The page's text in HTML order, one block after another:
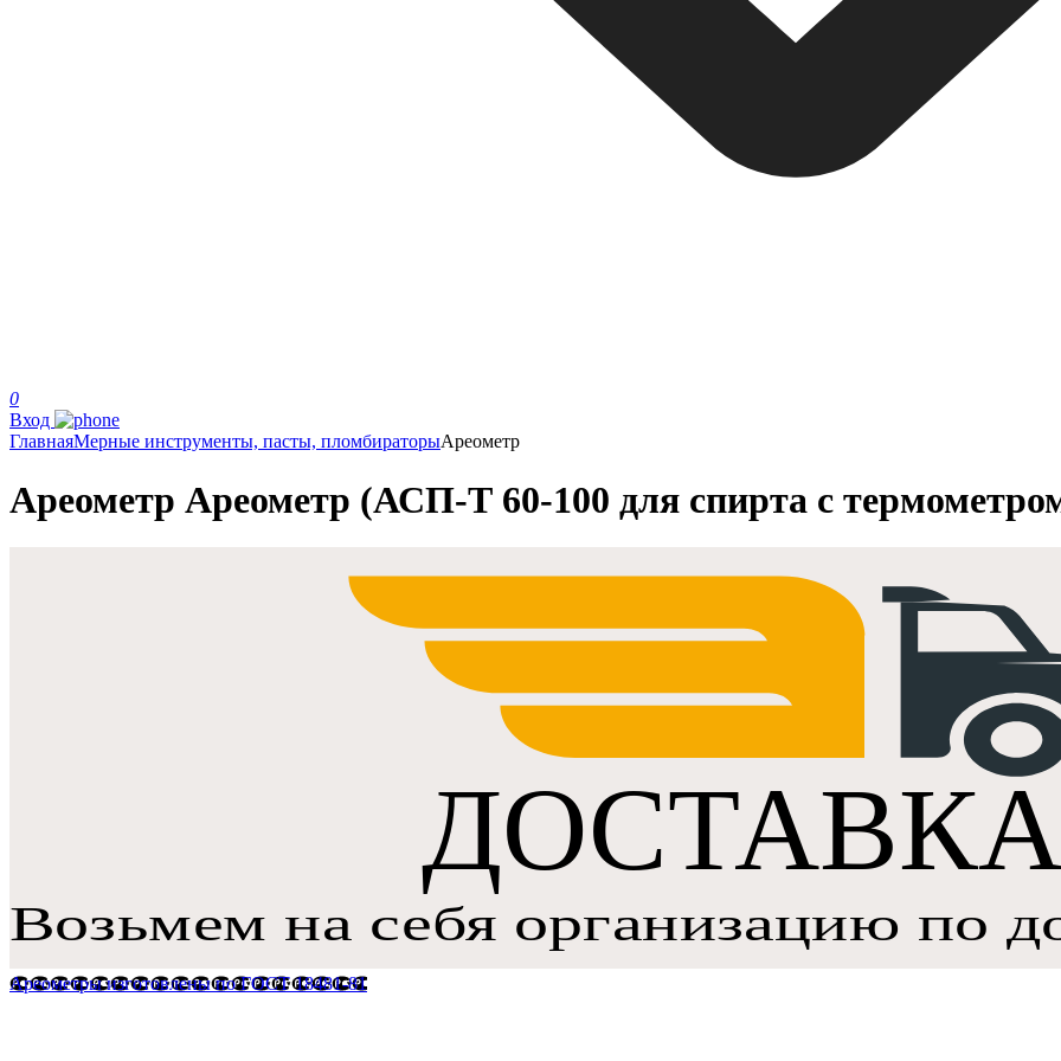
0
Вход
ГлавнаяМерные инструменты, пасты, пломбираторыАреометр
Ареометр Ареометр (АСП-Т 60-100 для спирта с
Ареометры изготовлены по ГОСТ 18481-81